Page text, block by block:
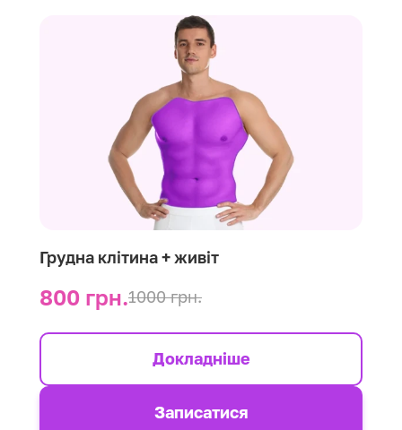
Грудна клітина + живіт
800 грн.1000 грн.
Докладніше
Записатися